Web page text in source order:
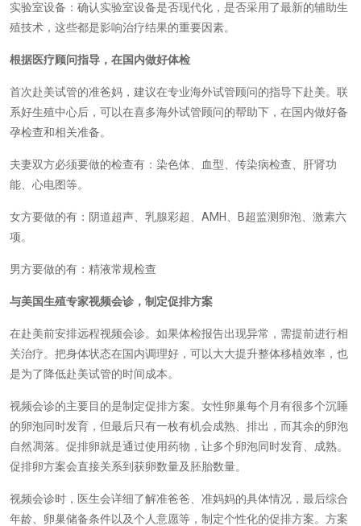
实验室设备：确认实验室设备是否现代化，是否采用了最新的辅助生
殖技术，这些都是影响治疗结果的重要因素。
根据医疗顾问指导 ，在国内做好体检
首次赴美试管的准爸妈，建议在专业海外试管顾问的指导下赴美。联
系好生殖中心后，可以在喜多海外试管顾问的帮助下，在国内做好备
孕检查和相关准备。
夫妻双方必须要做的检查有：染色体、血型、传染病检查、肝肾功
能、心电图等。
女方要做的有：阴道超声、乳腺彩超、AMH、B超监测卵泡、激素六
项。
男方要做的有：精液常规检查
与美国生殖专家视频会诊，制定促排方案
在赴美前安排远程视频会诊。如果体检报告出现异常，需提前进行相
关治疗。把身体状态在国内调理好，可以大大提升整体移植效率，也
是为了降低赴美试管的时间成本。
视频会诊的主要目的是制定促排方案。女性卵巢每个月有很多个沉睡
的卵泡同时发育，但最后只有一枚有机会成熟、排出，而其余的卵泡
自然凋落。促排卵就是通过使用药物，让多个卵泡同时发育、成熟。
促排卵方案会直接关系到获卵数量及胚胎数量。
视频会诊时，医生会详细了解准爸爸、准妈妈的具体情况，最后综合
年龄、卵巢储备条件以及个人意愿等，制定个性化的促排方案。方案